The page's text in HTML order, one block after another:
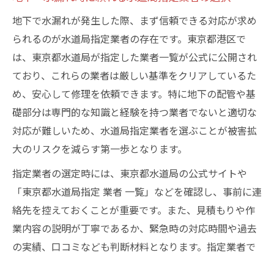
地下で水漏れが発生した際、まず信頼できる対応が求め
られるのが水道局指定業者の存在です。東京都港区で
は、東京都水道局が指定した業者一覧が公式に公開され
ており、これらの業者は厳しい基準をクリアしているた
め、安心して修理を依頼できます。特に地下の配管や基
礎部分は専門的な知識と経験を持つ業者でないと適切な
対応が難しいため、水道局指定業者を選ぶことが被害拡
大のリスクを減らす第一歩となります。
指定業者の選定時には、東京都水道局の公式サイトや
「東京都水道局指定 業者 一覧」などを確認し、事前に連
絡先を控えておくことが重要です。また、見積もりや作
業内容の説明が丁寧であるか、緊急時の対応時間や過去
の実績、口コミなども判断材料となります。指定業者で